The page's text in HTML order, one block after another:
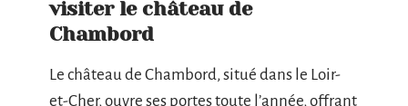
visiter le château de
Chambord
Le château de Chambord, situé dans le Loir-
et-Cher, ouvre ses portes toute l’année, offrant